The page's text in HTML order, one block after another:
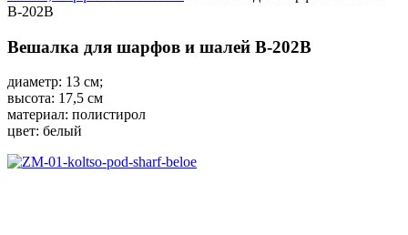
В-202В
Вешалка для шарфов и шалей В-202В
диаметр: 13 см;
высота: 17,5 см
материал: полистирол
цвет: белый